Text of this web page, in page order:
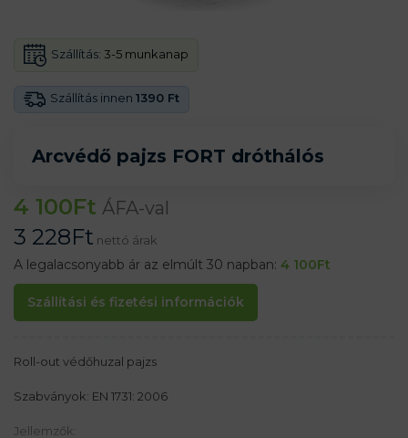
Arcvédő pajzs FORT dróthálós
Szállítás innen 1390 Ft
Szállítás: 3-5 munkanap
4 100Ft ÁFA-val
3 228Ft nettó árak
A legalacsonyabb ár az elmúlt 30 napban: 4 100Ft
Szállítási és fizetési információk
Roll-out védőhuzal pajzs
Szabványok: EN 1731: 2006
Jellemzők: